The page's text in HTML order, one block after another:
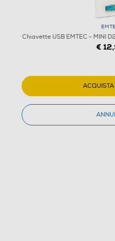
Chiavette USB EMTEC - MINI
€